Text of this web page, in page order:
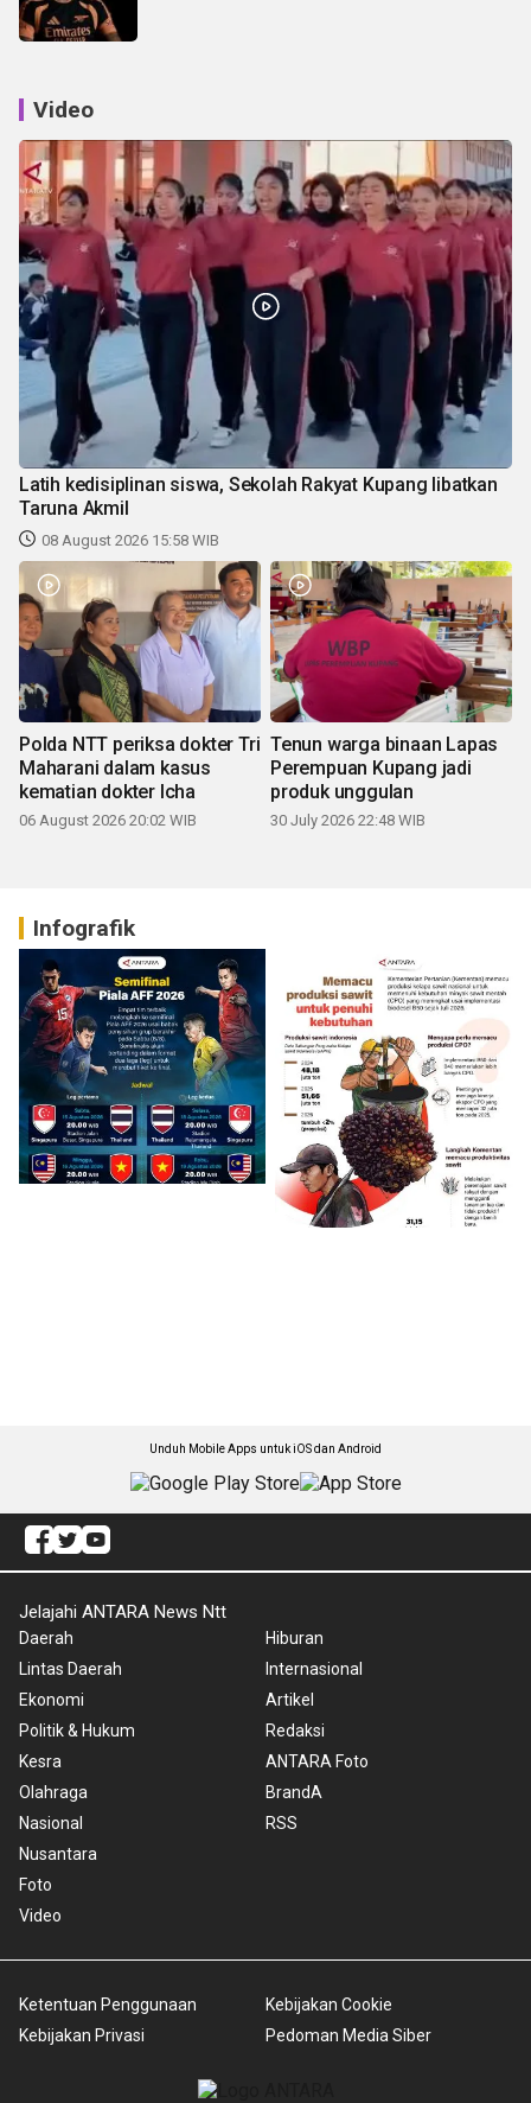
Video
Latih kedisiplinan siswa, Sekolah Rakyat Kupang libatkan
Taruna Akmil
08 August 2026 15:58 WIB
Polda NTT periksa dokter Tri
Maharani dalam kasus
kematian dokter Icha
06 August 2026 20:02 WIB
Tenun warga binaan Lapas
Perempuan Kupang jadi
produk unggulan
30 July 2026 22:48 WIB
Infografik
Unduh Mobile Apps untuk iOS dan Android
Jelajahi ANTARA News Ntt
Daerah
Lintas Daerah
Ekonomi
Politik & Hukum
Kesra
Olahraga
Nasional
Nusantara
Foto
Video
Hiburan
Internasional
Artikel
Redaksi
ANTARA Foto
BrandA
RSS
Ketentuan Penggunaan
Kebijakan Privasi
Kebijakan Cookie
Pedoman Media Siber